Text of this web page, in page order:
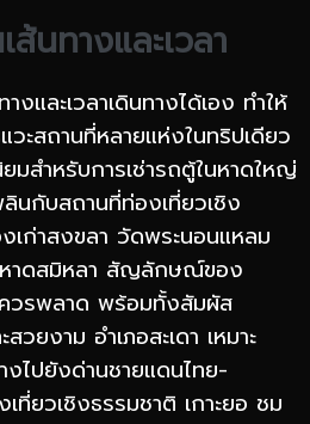
นทางและเวลา
งและเวลาเดินทางได้เอง ทำให้
วะสถานที่หลายแห่งในทริปเดียว
มสำหรับการเช่ารถตู้ในหาดใหญ่
นกับสถานที่ท่องเที่ยวเชิง
เก่าสงขลา วัดพระนอนแหลม
หาดสมิหลา สัญลักษณ์ของ
วรพลาด พร้อมทั้งสัมผัส
วยงาม อำเภอสะเดา เหมาะ
ไปยังด่านชายแดนไทย-
ที่ยวเชิงธรรมชาติ เกาะยอ ชม